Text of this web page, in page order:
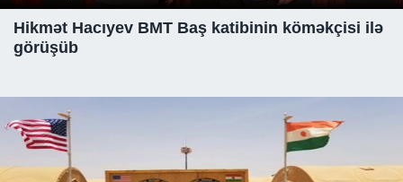
Hikmət Hacıyev BMT Baş katibinin köməkçisi ilə
görüşüb